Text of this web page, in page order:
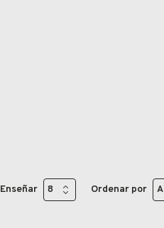
Enseñar Ordenar por